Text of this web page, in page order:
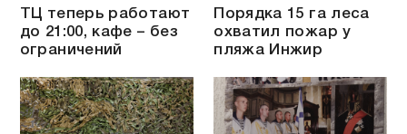
ТЦ теперь работают
до 21:00, кафе – без
ограничений
Порядка 15 га леса
охватил пожар у
пляжа Инжир